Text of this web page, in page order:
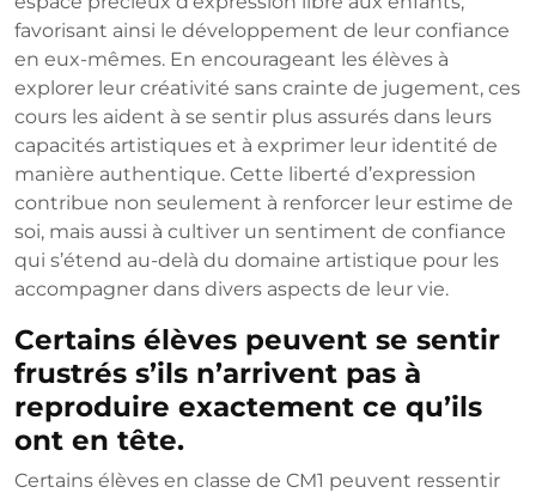
favorisant ainsi le développement de leur confiance
en eux-mêmes. En encourageant les élèves à
explorer leur créativité sans crainte de jugement, ces
cours les aident à se sentir plus assurés dans leurs
capacités artistiques et à exprimer leur identité de
manière authentique. Cette liberté d’expression
contribue non seulement à renforcer leur estime de
soi, mais aussi à cultiver un sentiment de confiance
qui s’étend au-delà du domaine artistique pour les
accompagner dans divers aspects de leur vie.
Certains élèves peuvent se sentir
frustrés s’ils n’arrivent pas à
reproduire exactement ce qu’ils
ont en tête.
Certains élèves en classe de CM1 peuvent ressentir